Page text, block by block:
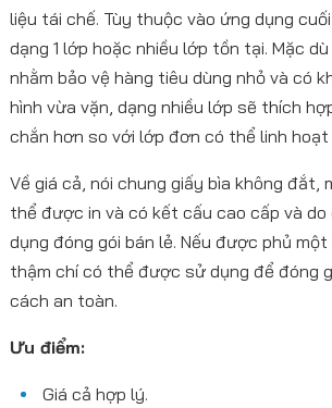
liệu tái chế. Tùy thuộc vào ứng dụng
dạng 1 lớp hoặc nhiều lớp tồn tại. Mặc
nhằm bảo vệ hàng tiêu dùng nhỏ và có
hình vừa vặn, dạng nhiều lớp sẽ thích
chắn hơn so với lớp đơn có thể linh hoạt
Về giá cả, nói chung giấy bìa không đắt,
thể được in và có kết cấu cao cấp và
dụng đóng gói bán lẻ. Nếu được phủ
thậm chí có thể được sử dụng để đóng
cách an toàn.
Ưu điểm:
Giá cả hợp lý.